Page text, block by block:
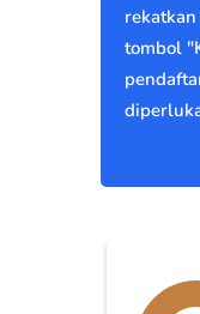
tombol